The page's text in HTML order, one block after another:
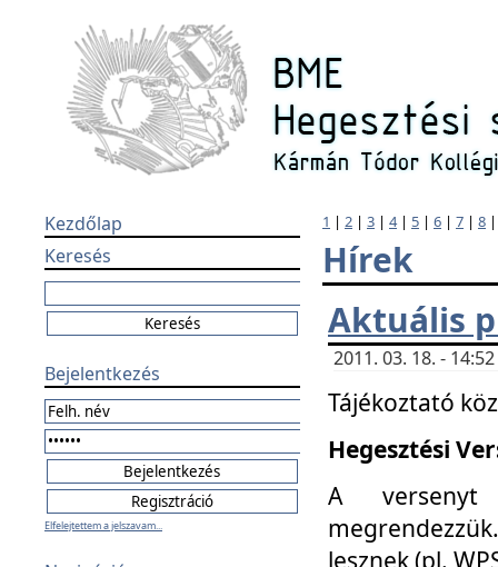
Kezdőlap
Keresés
Bejelentkezés
Elfelejtettem a jelszavam...
1 | 2 | 3 | 4| 5 | 6 | 7 | 8
Hírek
Aktuális
2011. 03. 18. -
Tájékoztató
Hegesztési
A versenyt
lesznek (pl.